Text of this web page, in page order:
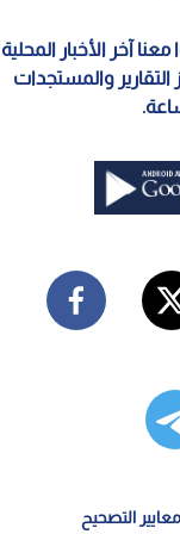
آخر الأخبار المحلية
التقارير والمستجدات
معايير التصحيح